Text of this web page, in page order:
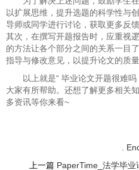
以扩展思维，提升选题的科学性与
导师或同学进行讨论，获取更多反
其次，在撰写开题报告时，应重视
的方法让各个部分之间的关系一目
指导与修改意见，以提升论文的质量
以上就是“ 毕业论文开题很难
大家有所帮助。还想了解更多相关
多资讯等你来看~
.
上一篇 PaperTime_法学毕业